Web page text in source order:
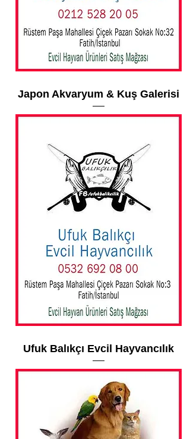
Japon Akvaryum & Kuş Galerisi
Ufuk Balıkçı Evcil Hayvancılık